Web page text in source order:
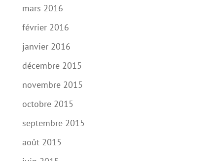
mars 2016
février 2016
janvier 2016
décembre 2015
novembre 2015
octobre 2015
septembre 2015
août 2015